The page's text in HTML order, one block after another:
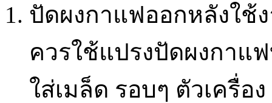
ปัดผงกาแฟออกหลังใช้
ควรใช้แปรงปัดผงกาแ
ใส่เมล็ด รอบๆ ตัวเครื่